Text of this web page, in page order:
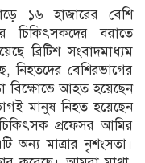
১৬ হাজারের বেশি
চিকিৎসকদের বরাতে
ব্রিটিশ সংবাদমাধ্যম
নিহতদের বেশিরভাগের
আহত হয়েছেন
মানুষ নিহত হয়েছেন
চিকিৎসক প্রফেসর আমির
অন্য মাত্রার নৃশংসতা।